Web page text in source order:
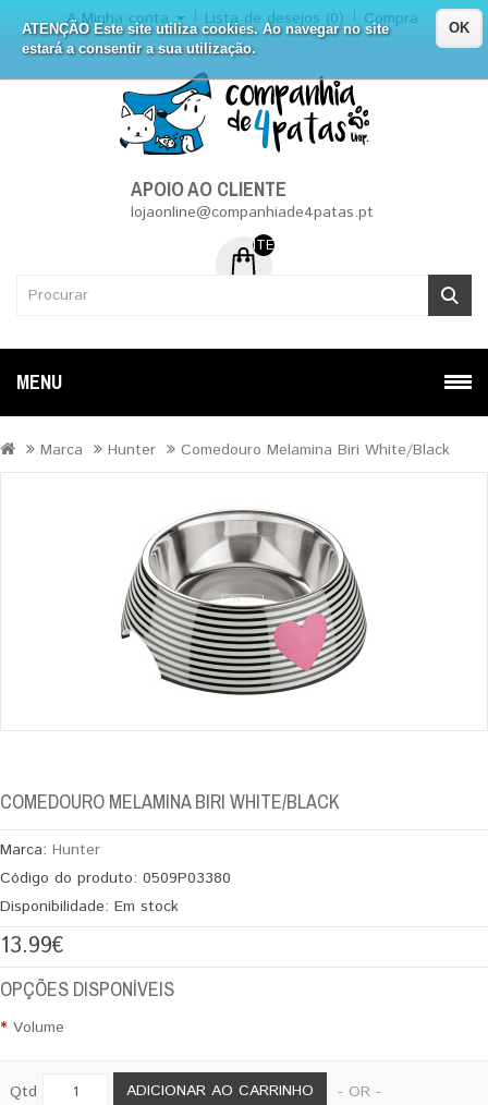
ATENÇÃO Este site utiliza cookies. Ao navegar no site
estará a consentir a sua utilização.
OK
A Minha conta Lista de desejos (0) Compra
APOIO AO CLIENTE
lojaonline@companhiade4patas.pt
ITEM (NS) DE 0 - 0.00€
MENU
Marca Hunter Comedouro Melamina Biri White/Black
COMEDOURO MELAMINA BIRI WHITE/BLACK
Marca: Hunter
Código do produto: 0509P03380
Disponibilidade: Em stock
13.99€
OPÇÕES DISPONÍVEIS
Volume
Qtd ADICIONAR AO CARRINHO
- OR -